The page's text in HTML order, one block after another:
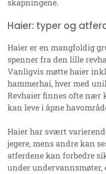
skapningene.
Haier: typer og
Haier er en mangfoldig
spenner fra den lille
Vanligvis møtte haier
hammerhai, hver med
Revhaier finnes ofte nær
kan leve i åpne
Haier har svært
jegere, mens andre kan
atferdene kan forbedre
under undervannsmøter,